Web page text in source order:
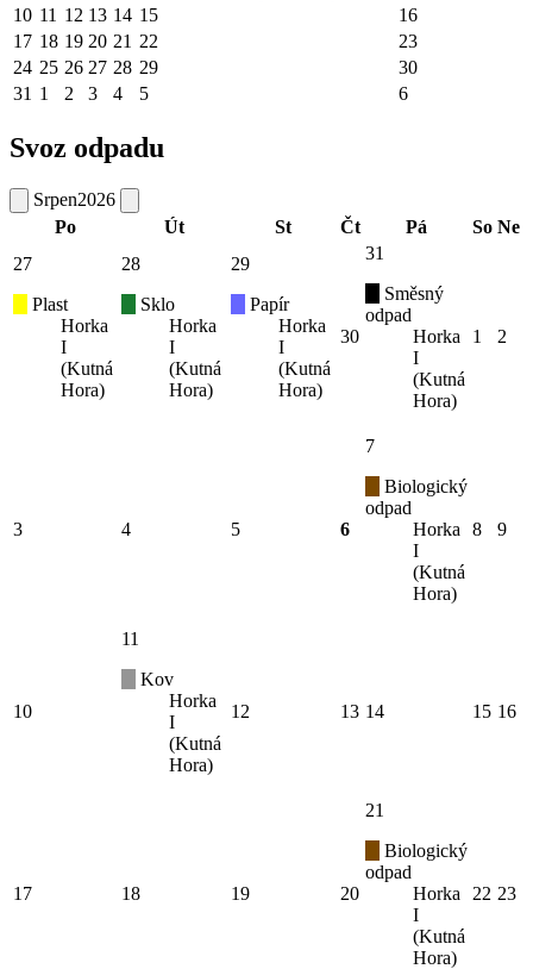
10 11 12 13 14 15
16
17 18 19 20 21 22
23
24 25 26 27 28 29
30
31 1 2 3 4 5 6
Svoz odpadu
Srpen2026
Po
Út St Čt Pá So Ne
27
Plast
Horka
I
(Kutná
Hora)
28
Sklo
Horka
I
(Kutná
Hora)
29
Papír
Horka
I
(Kutná
Hora)
30
31
Směsný
odpad
Horka
I
(Kutná
Hora)
1 2
3 4 5 6
7
Biologický
odpad
Horka
I
(Kutná
Hora)
8 9
10
11
Kov
Horka
I
(Kutná
Hora)
12 13 14 15 16
17 18 19 20
21
Biologický
odpad
Horka
I
(Kutná
Hora)
22 23